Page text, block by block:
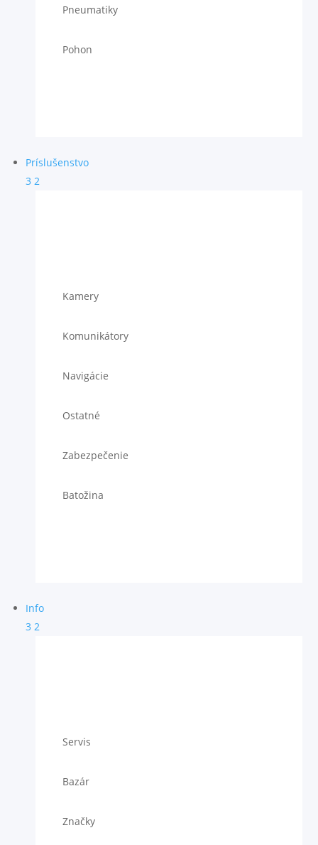
Pneumatiky
Pohon
Príslušenstvo
3 2
Kamery
Komunikátory
Navigácie
Ostatné
Zabezpečenie
Batožina
Info
3 2
Servis
Bazár
Značky